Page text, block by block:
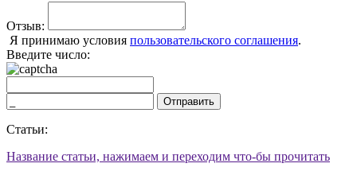
Отзыв:
Я принимаю условия пользовательского соглашения.
Введите число:
Отправить
Статьи:
Название статьи, нажимаем и переходим что-бы прочитать